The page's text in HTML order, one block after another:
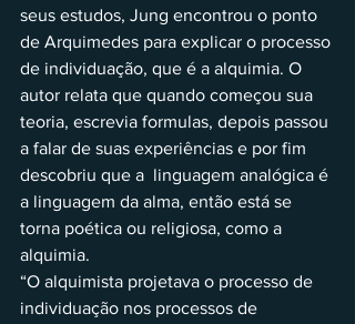
seus estudos, Jung encontrou o ponto
de Arquimedes para explicar o processo
de individuação, que é a alquimia. O
autor relata que quando começou sua
teoria, escrevia formulas, depois passou
a falar de suas experiências e por fim
descobriu que a  linguagem analógica é
a linguagem da alma, então está se
torna poética ou religiosa, como a
alquimia.
“O alquimista projetava o processo de
individuação nos processos de